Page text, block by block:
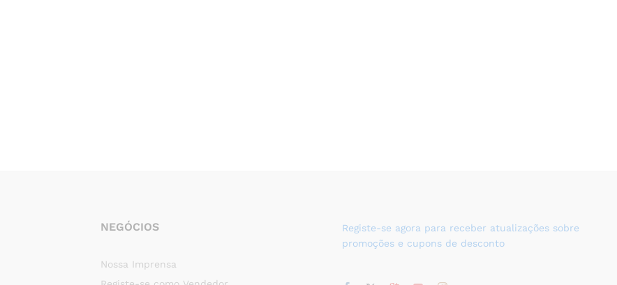
NEGÓCIOS
Nossa Imprensa
Registe-se agora para receber atualizações sobre
promoções e cupons de desconto